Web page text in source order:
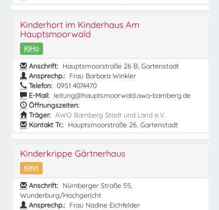
Kinderhort im Kinderhaus Am
Hauptsmoorwald
KiHo
Anschrift: Hauptsmoorstraße 26 B, Gartenstadt
Ansprechp.: Frau Barbara Winkler
Telefon: 0951 4074470
E-Mail: leitung@hauptsmoorwald.awo-bamberg.de
Öffnungszeiten:
Träger: AWO Bamberg Stadt und Land e.V.
Kontakt Tr.: Hauptsmoorstraße 26, Gartenstadt
Kinderkrippe Gärtnerhaus
KiKri
Anschrift: Nürnberger Straße 55,
Wunderburg/Hochgericht
Ansprechp.: Frau Nadine Eichfelder